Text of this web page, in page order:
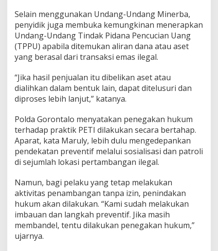
n
j
a
r
a
Selain menggunakan Undang-Undang Minerba,
penyidik juga membuka kemungkinan menerapkan
Undang-Undang Tindak Pidana Pencucian Uang
(TPPU) apabila ditemukan aliran dana atau aset
yang berasal dari transaksi emas ilegal.
“Jika hasil penjualan itu dibelikan aset atau
dialihkan dalam bentuk lain, dapat ditelusuri dan
diproses lebih lanjut,” katanya.
Polda Gorontalo menyatakan penegakan hukum
terhadap praktik PETI dilakukan secara bertahap.
Aparat, kata Maruly, lebih dulu mengedepankan
pendekatan preventif melalui sosialisasi dan patroli
di sejumlah lokasi pertambangan ilegal.
Namun, bagi pelaku yang tetap melakukan
aktivitas penambangan tanpa izin, penindakan
hukum akan dilakukan. “Kami sudah melakukan
imbauan dan langkah preventif. Jika masih
membandel, tentu dilakukan penegakan hukum,”
ujarnya.